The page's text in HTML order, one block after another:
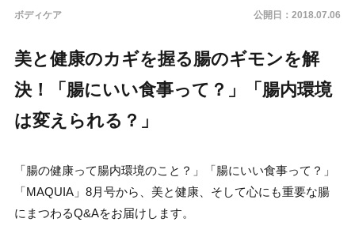
ボディケア 公開日： 2018.07.06
美と健康のカギを握る腸のギモンを解
決！「腸にいい食事って？」「腸内環境
は変えられる？」
「腸の健康って腸内環境のこと？」「腸にいい食事って？」
「MAQUIA」8月号から、美と健康、そして心にも重要な腸
にまつわるQ&Aをお届けします。